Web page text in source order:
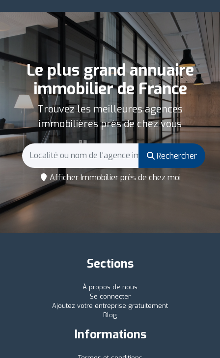
Le plus grand annuaire
immobilier de France
Trouvez les meilleures agences
immobilières près de chez vous
Rechercher
Afficher Immobilier près de chez moi
Sections
À propos de nous
Se connecter
Ajoutez votre entreprise gratuitement
Blog
Informations